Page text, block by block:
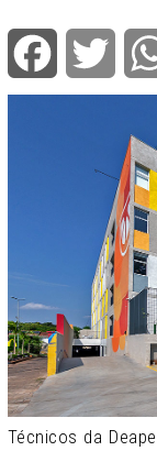
Facebook
Técnicos da